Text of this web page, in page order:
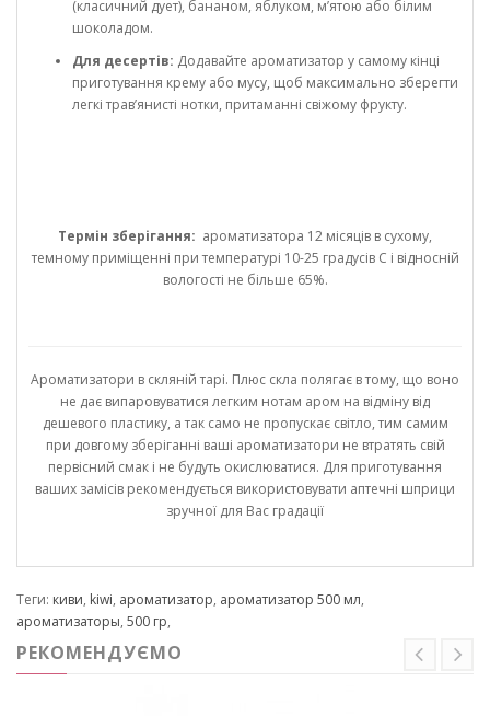
(класичний дует), бананом, яблуком, м’ятою або білим
шоколадом.
Для десертів: Додавайте ароматизатор у самому кінці
приготування крему або мусу, щоб максимально зберегти
легкі трав’янисті нотки, притаманні свіжому фрукту.
Термін зберігання: ароматизатора 12 місяців в сухому,
темному приміщенні при температурі 10-25 градусів С і відносній
вологості не більше 65%.
Ароматизатори в скляній тарі. Плюс скла полягає в тому, що воно
не дає випаровуватися легким нотам аром на відміну від
дешевого пластику, а так само не пропускає світло, тим самим
при довгому зберіганні ваші ароматизатори не втратять свій
первісний смак і не будуть окислюватися. Для приготування
ваших замісів рекомендується використовувати аптечні шприци
зручної для Вас градації
Теги: киви, kiwi, ароматизатор, ароматизатор 500 мл,
ароматизаторы, 500 гр,
РЕКОМЕНДУЄМО